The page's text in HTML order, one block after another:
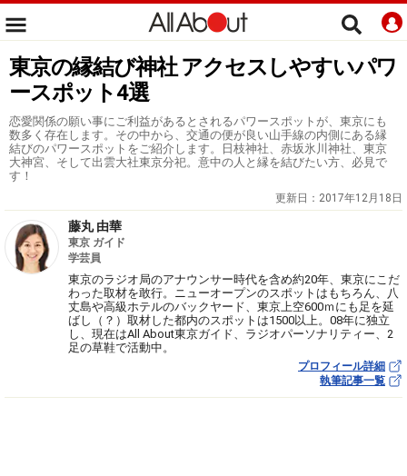
東京の縁結び神社 アクセスしやすいパワ
ースポット4選
恋愛関係の願い事にご利益があるとされるパワースポットが、東京にも
数多く存在します。その中から、交通の便が良い山手線の内側にある縁
結びのパワースポットをご紹介します。日枝神社、赤坂氷川神社、東京
大神宮、そして出雲大社東京分祀。意中の人と縁を結びたい方、必見で
す！
更新日： 2017年12月18日
藤丸 由華
東京 ガイド
学芸員
東京のラジオ局のアナウンサー時代を含め約20年、東京にこだ
わった取材を敢行。ニューオープンのスポットはもちろん、八
丈島や高級ホテルのバックヤード、東京上空600ｍにも足を延
ばし（？）取材した都内のスポットは1500以上。08年に独立
し、現在はAll About東京ガイド、ラジオパーソナリティー、2
足の草鞋で活動中。
プロフィール詳細
執筆記事一覧